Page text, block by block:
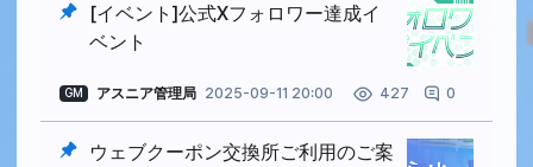
[イベント]公式Xフォロワー達成イ
ベント
GM アスニア管理局 2025-09-11 20:00 427 0
ウェブクーポン交換所ご利用のご案